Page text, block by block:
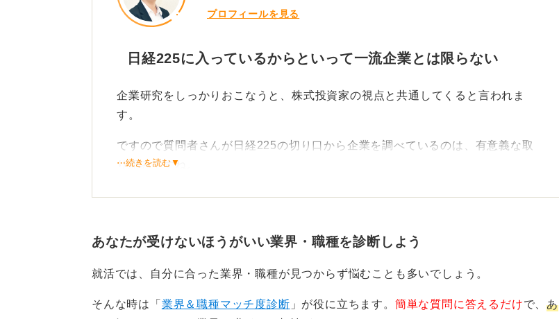
日経225に入っていない企業のなかにも、成長性が高く、イノベーションを起こ
している優良企業は多数存在するため、指標だけに頼ると、優良な中小企業やベ
いう考えには私は懐疑的です。
だからこそ、柔軟に変化していける企業がこの先残るのではないでしょうか。
択しうること、研修や人事評価、休暇など制度の充実、そして社会貢献をしてい
一方でリスクとしては、「制度や慣習に従っているだけ」「ルールなどががちが
ちに決められている」「ただの歯車だと思う瞬間もある」が挙げられます。
日経225を参考にしつつ、ご自身の価値観に合った企業を柔軟に見つけてくださ
プロフィールを見る
日経225に入っているからといって一流企業とは限らない
企業研究をしっかりおこなうと、株式投資家の視点と共通してくると言われま
す。
ですので質問者さんが日経225の切り口から企業を調べているのは、有意義な取
り組みですね。
企業研究を通じて自分にとっての一流を考える視点が大切
ただ、「一流企業とは何か」は明確な定義があるものではなく、時代によって常
日経225企業の研究を通じて、自分にとって働きがいのある会社・どんな人生に
⋯続きを読む▼
あなたが受けないほうがいい業界・職種を診断しよう
就活では、自分に合った業界・職種が見つからず悩むことも多いでしょう。
そんな時は「 業界＆職種マッチ度診断 」が役に立ちます。 簡単な質問に答えるだけで、あ